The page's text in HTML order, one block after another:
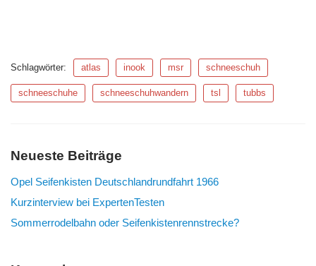
Schlagwörter: atlas inook msr schneeschuh
schneeschuhe schneeschuhwandern tsl tubbs
Neueste Beiträge
Opel Seifenkisten Deutschlandrundfahrt 1966
Kurzinterview bei ExpertenTesten
Sommerrodelbahn oder Seifenkistenrennstrecke?